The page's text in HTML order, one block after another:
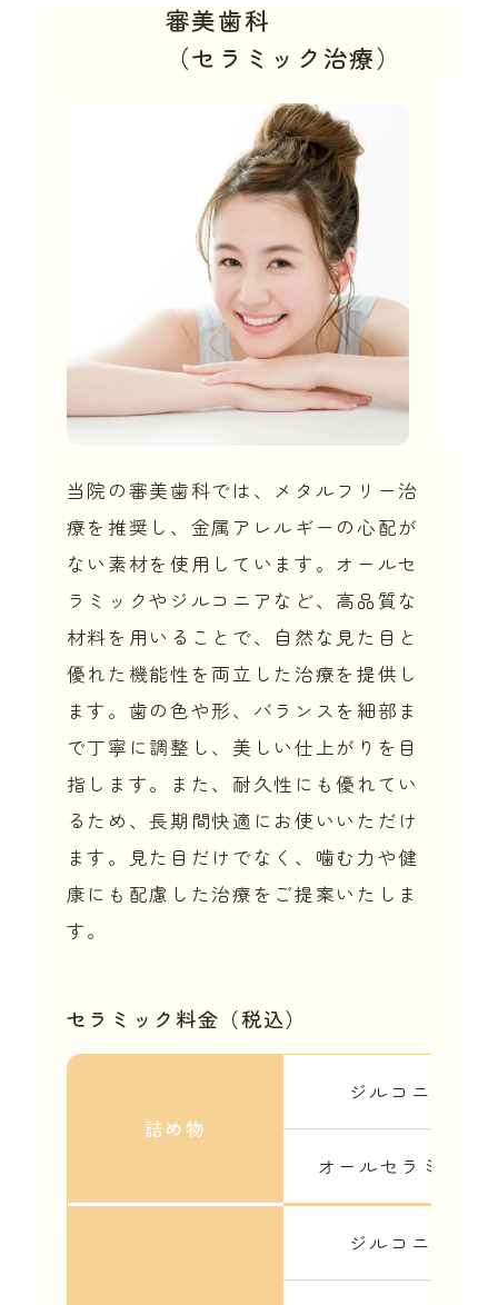
審美歯科
（セラミック治療）
当院の審美歯科では、メタルフリー治
療を推奨し、金属アレルギーの心配が
ない素材を使用しています。オールセ
ラミックやジルコニアなど、高品質な
材料を用いることで、自然な見た目と
優れた機能性を両立した治療を提供し
ます。歯の色や形、バランスを細部ま
で丁寧に調整し、美しい仕上がりを目
指します。また、耐久性にも優れてい
るため、長期間快適にお使いいただけ
ます。見た目だけでなく、噛む力や健
康にも配慮した治療をご提案いたしま
す。
セラミック料金（税込）
詰め物
ジルコニア
オールセラミック
ジルコニア